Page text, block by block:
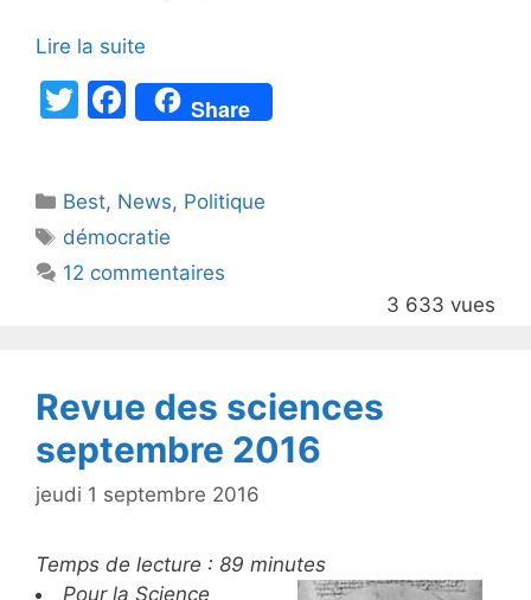
Lire la suite
T
er
F
a
e
b
o
Share
Catégories
Best, News, Politique
Étiquettes
démocratie
12 commentaires
3 633 vues
Revue des sciences
septembre 2016
jeudi 1 septembre 2016
Temps de lecture : 89 minutes
Pour la Science